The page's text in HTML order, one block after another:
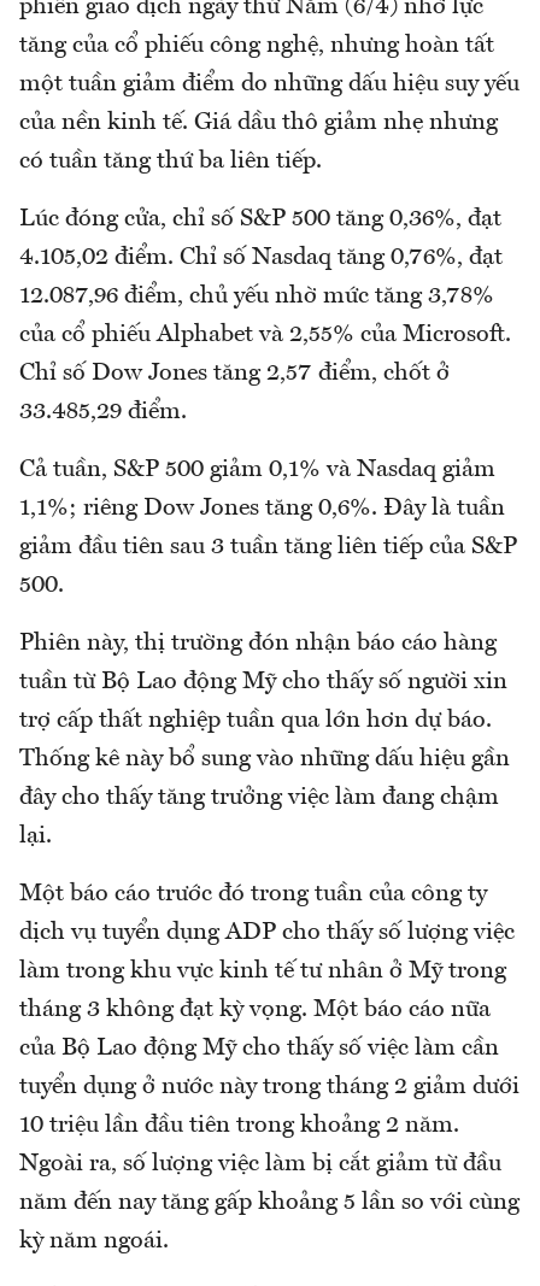
phiên giao dịch ngày thứ Năm (6/4) nhờ lực
tăng của cổ phiếu công nghệ, nhưng hoàn tất
một tuần giảm điểm do những dấu hiệu suy yếu
của nền kinh tế. Giá dầu thô giảm nhẹ nhưng
có tuần tăng thứ ba liên tiếp.
Lúc đóng cửa, chỉ số S&P 500 tăng 0,36%, đạt
4.105,02 điểm. Chỉ số Nasdaq tăng 0,76%, đạt
12.087,96 điểm, chủ yếu nhờ mức tăng 3,78%
của cổ phiếu Alphabet và 2,55% của Microsoft.
Chỉ số Dow Jones tăng 2,57 điểm, chốt ở
33.485,29 điểm.
Cả tuần, S&P 500 giảm 0,1% và Nasdaq giảm
1,1%; riêng Dow Jones tăng 0,6%. Đây là tuần
giảm đầu tiên sau 3 tuần tăng liên tiếp của S&P
500.
Phiên này, thị trường đón nhận báo cáo hàng
tuần từ Bộ Lao động Mỹ cho thấy số người xin
trợ cấp thất nghiệp tuần qua lớn hơn dự báo.
Thống kê này bổ sung vào những dấu hiệu gần
đây cho thấy tăng trưởng việc làm đang chậm
lại.
Một báo cáo trước đó trong tuần của công ty
dịch vụ tuyển dụng ADP cho thấy số lượng việc
làm trong khu vực kinh tế tư nhân ở Mỹ trong
tháng 3 không đạt kỳ vọng. Một báo cáo nữa
của Bộ Lao động Mỹ cho thấy số việc làm cần
tuyển dụng ở nước này trong tháng 2 giảm dưới
10 triệu lần đầu tiên trong khoảng 2 năm.
Ngoài ra, số lượng việc làm bị cắt giảm từ đầu
năm đến nay tăng gấp khoảng 5 lần so với cùng
kỳ năm ngoái.